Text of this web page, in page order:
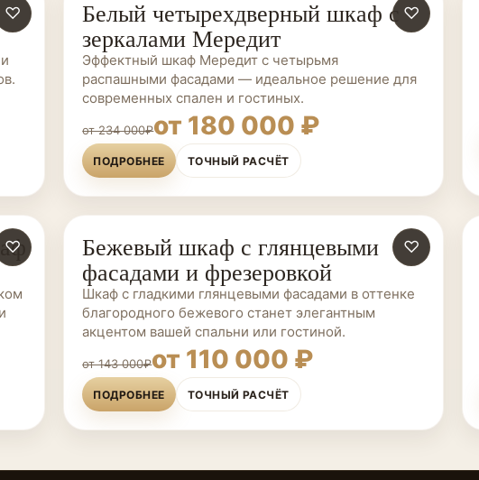
♡ ШКАФЫ НА ЗАКАЗ ♡
Белый четырехдверный шкаф с
зеркалами Мередит
Эффектный шкаф Мередит с четырьмя
распашными фасадами — идеальное решение для
современных спален и гостиных.
от 234 000₽от 180 000 ₽
ПОДРОБНЕЕ ТОЧНЫЙ РАСЧЁТ
♡ ШКАФЫ НА ЗАКАЗ ♡
Бежевый шкаф с глянцевыми
фасадами и фрезеровкой
Шкаф с гладкими глянцевыми фасадами в оттенке
благородного бежевого станет элегантным
акцентом вашей спальни или гостиной.
от 143 000₽от 110 000 ₽
ПОДРОБНЕЕ ТОЧНЫЙ РАСЧЁТ